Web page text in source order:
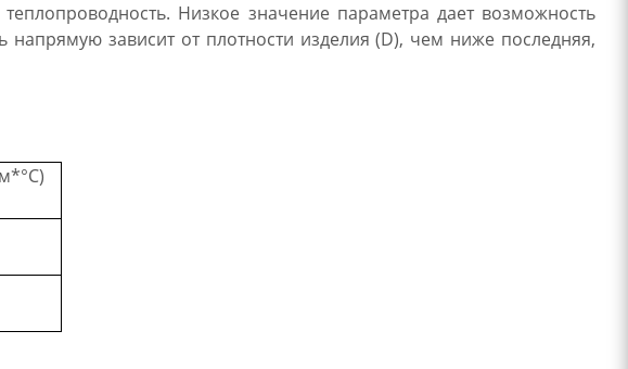
Низкое значение параметра дает возможность
напрямую зависит от плотности изделия (D), чем ниже последняя,